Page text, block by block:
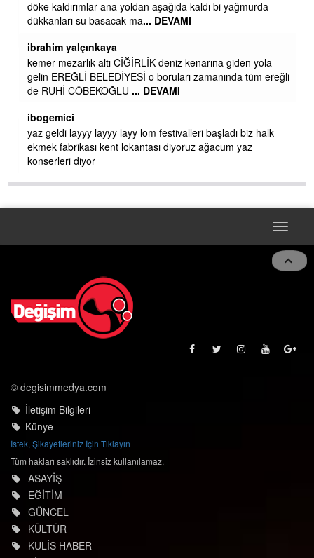
döke kaldırımlar ana yoldan aşağıda kaldı bi yağmurda
dükkanları su basacak ma... DEVAMI
ibrahim yalçınkaya
kemer mezarlık altı CİĞİRLİK deniz kenarına giden yola
gelin EREĞLİ BELEDİYESİ o boruları zamanında tüm ereğli
de RUHİ CÖBEKOĞLU ... DEVAMI
ibogemici
yaz geldi layyy layyy layy lom festivalleri başladı biz halk
ekmek fabrikası kent lokantası diyoruz ağacum yaz
konserleri diyor
Toggle
© degisimmedya.com
İletişim Bilgileri
Künye
İstek, Şikayetleriniz İçin Tıklayın
Tüm hakları saklıdır. İzinsiz kullanılamaz.
ASAYİŞ
EĞİTİM
GÜNCEL
KÜLTÜR
KULİS HABER